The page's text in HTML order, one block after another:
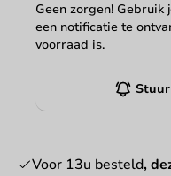
Geen zorgen! Gebruik
een notificatie te
voorraad is.
Voor 13u besteld,